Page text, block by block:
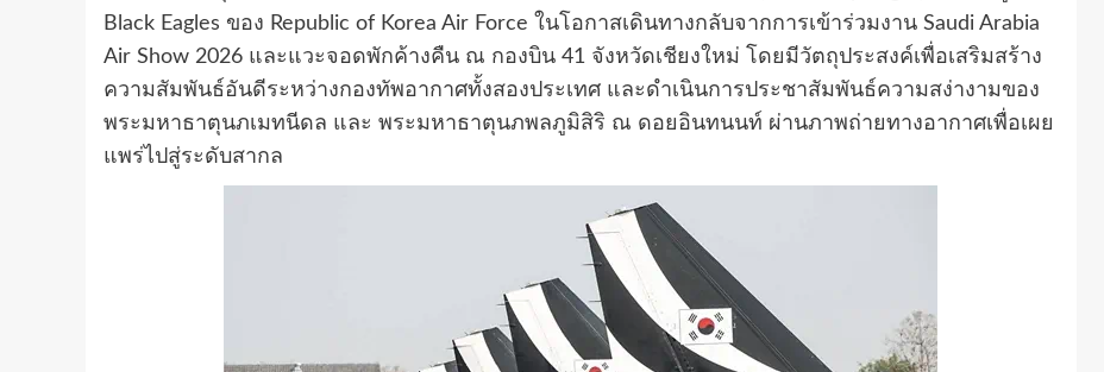
Black Eagles ของ Republic of Korea Air Force ในโอกาสเดินทางกลับจากการเข้าร่วมงาน Saudi Arabia
Air Show 2026 และแวะจอดพักค้างคืน ณ กองบิน 41 จังหวัดเชียงใหม่ โดยมีวัตถุประสงค์เพื่อเสริมสร้าง
ความสัมพันธ์อันดีระหว่างกองทัพอากาศทั้งสองประเทศ และดำเนินการประชาสัมพันธ์ความสง่างามของ
พระมหาธาตุนภเมทนีดล และ พระมหาธาตุนภพลภูมิสิริ ณ ดอยอินทนนท์ ผ่านภาพถ่ายทางอากาศเพื่อเผย
แพร่ไปสู่ระดับสากล